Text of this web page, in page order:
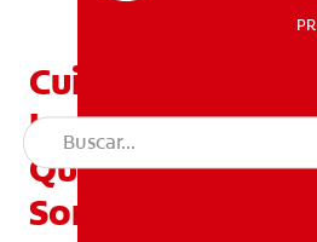
Cuidado Dental
Los Mejores
Que Sus Niños
Sonrisa Brillante